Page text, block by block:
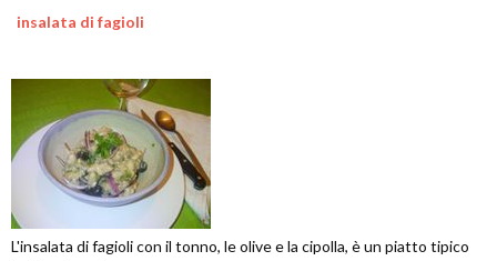
insalata di fagioli
L'insalata di fagioli con il tonno, le olive e la cipolla, è un piatto tipico